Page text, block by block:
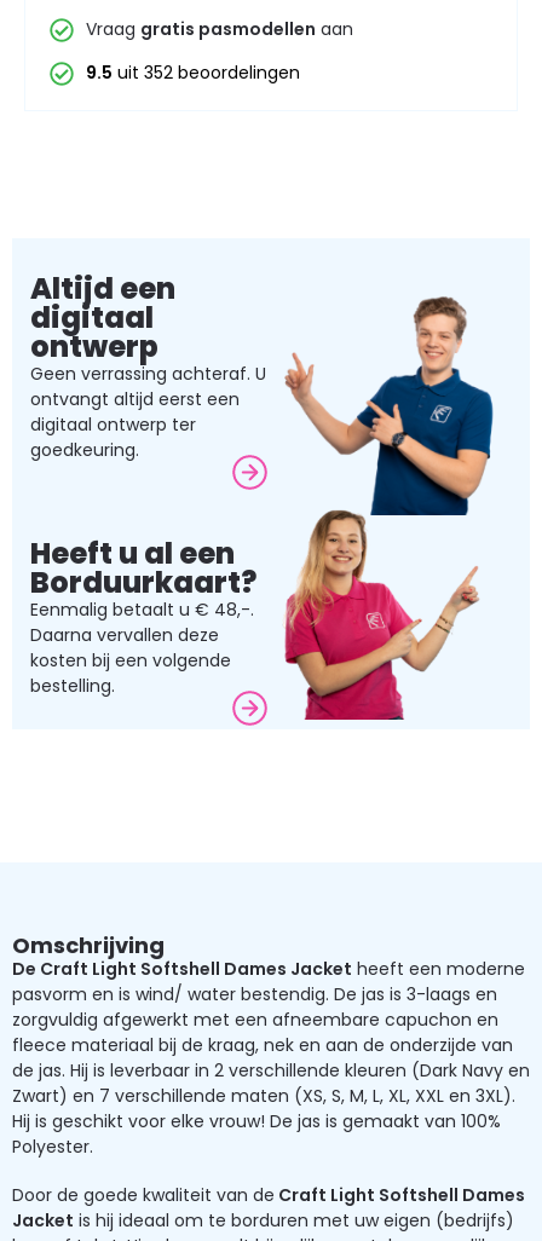
Vraag gratis pasmodellen aan
9.5 uit 352 beoordelingen
Altijd een
digitaal
ontwerp
Geen verrassing achteraf. U
ontvangt altijd eerst een
digitaal ontwerp ter
goedkeuring.
Heeft u al een
Borduurkaart?
Eenmalig betaalt u € 48,-.
Daarna vervallen deze
kosten bij een volgende
bestelling.
Omschrijving
De Craft Light Softshell Dames Jacket heeft een moderne
pasvorm en is wind/ water bestendig. De jas is 3-laags en
zorgvuldig afgewerkt met een afneembare capuchon en
fleece materiaal bij de kraag, nek en aan de onderzijde van
de jas. Hij is leverbaar in 2 verschillende kleuren (Dark Navy en
Zwart) en 7 verschillende maten (XS, S, M, L, XL, XXL en 3XL).
Hij is geschikt voor elke vrouw! De jas is gemaakt van 100%
Polyester.
Door de goede kwaliteit van de Craft Light Softshell Dames
Jacket is hij ideaal om te borduren met uw eigen (bedrijfs)